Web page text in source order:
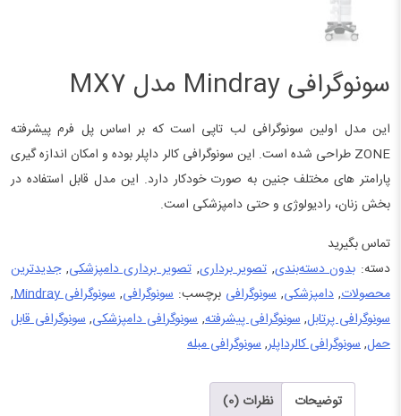
سونوگرافی Mindray مدل MX7
این مدل اولین سونوگرافی لب تاپی است که بر اساس پل فرم پیشرفته
ZONE طراحی شده است. این سونوگرافی کالر داپلر بوده و امکان اندازه گیری
پارامتر های مختلف جنین به صورت خودکار دارد. این مدل قابل استفاده در
بخش زنان، رادیولوژی و حتی دامپزشکی است.
تماس بگیرید
دسته: بدون دسته‌بندی, تصویر برداری,تصویر برداری دامپزشکی,جدیدترین
محصولات, دامپزشکی, سونوگرافی برچسب: سونوگرافی, سونوگرافی Mindray
,
سونوگرافی پرتابل,سونوگرافی پیشرفته,سونوگرافی دامپزشکی,سونوگرافی قابل
حمل,سونوگرافی کالرداپلر,سونوگرافی مبله
توضیحات نظرات (0)